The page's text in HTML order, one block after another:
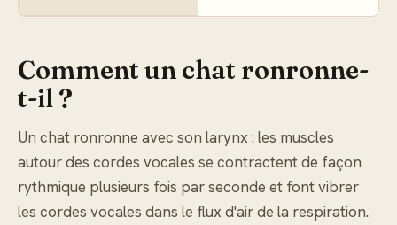
Comment un chat ronronne-
t-il ?
Un chat ronronne avec son larynx : les muscles
autour des cordes vocales se contractent de façon
rythmique plusieurs fois par seconde et font vibrer
les cordes vocales dans le flux d'air de la respiration.